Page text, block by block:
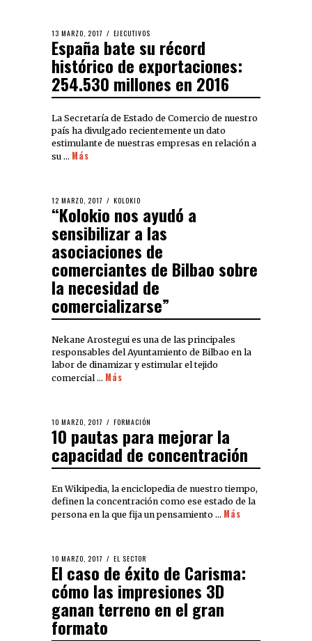
13 MARZO, 2017 EJECUTIVOS
España bate su récord
histórico de exportaciones:
254.530 millones en 2016
La Secretaría de Estado de Comercio de nuestro
país ha divulgado recientemente un dato
estimulante de nuestras empresas en relación a
su … Más
12 MARZO, 2017 KOLOKIO
“Kolokio nos ayudó a
sensibilizar a las
asociaciones de
comerciantes de Bilbao sobre
la necesidad de
comercializarse”
Nekane Arostegui es una de las principales
responsables del Ayuntamiento de Bilbao en la
labor de dinamizar y estimular el tejido
comercial … Más
10 MARZO, 2017 FORMACIÓN
10 pautas para mejorar la
capacidad de concentración
En Wikipedia, la enciclopedia de nuestro tiempo,
definen la concentración como ese estado de la
persona en la que fija un pensamiento … Más
10 MARZO, 2017 EL SECTOR
El caso de éxito de Carisma:
cómo las impresiones 3D
ganan terreno en el gran
formato